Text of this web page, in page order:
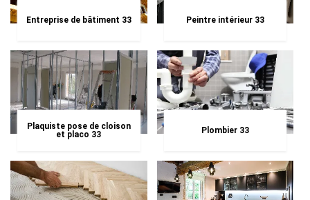
Entreprise de bâtiment 33 Peintre intérieur 33
Plaquiste pose de cloison
et placo 33
Plombier 33